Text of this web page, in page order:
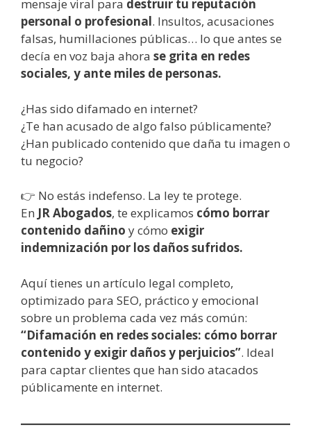
mensaje viral para destruir tu reputación
personal o profesional. Insultos, acusaciones
falsas, humillaciones públicas… lo que antes se
decía en voz baja ahora se grita en redes
sociales, y ante miles de personas.
¿Has sido difamado en internet?
¿Te han acusado de algo falso públicamente?
¿Han publicado contenido que daña tu imagen o
tu negocio?
👉 No estás indefenso. La ley te protege.
En JR Abogados, te explicamos cómo borrar
contenido dañino y cómo exigir
indemnización por los daños sufridos.
Aquí tienes un artículo legal completo,
optimizado para SEO, práctico y emocional
sobre un problema cada vez más común:
“Difamación en redes sociales: cómo borrar
contenido y exigir daños y perjuicios”. Ideal
para captar clientes que han sido atacados
públicamente en internet.